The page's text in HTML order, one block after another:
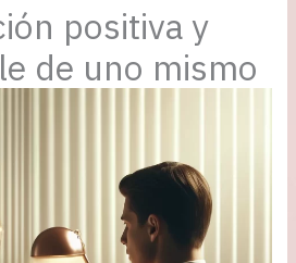
positiva y
de uno mismo